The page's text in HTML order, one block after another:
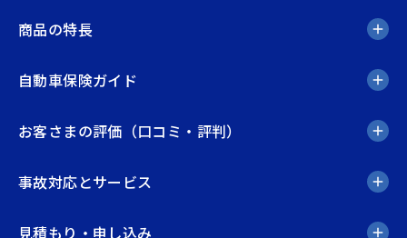
商品の特長
自動車保険ガイド
お客さまの評価（口コミ・評判）
事故対応とサービス
見積もり・申し込み